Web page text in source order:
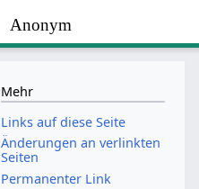
Anonym
Mehr
Links auf diese Seite
Änderungen an verlinkten
Seiten
Permanenter Link